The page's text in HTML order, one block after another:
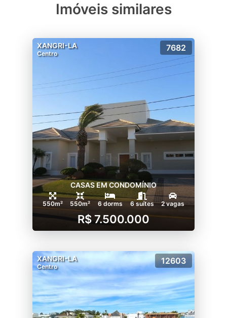
clube infantil independente, lago central com
Imóveis similares
XANGRI-LA
Centro
7682
CASAS EM CONDOMÍNIO
550m² 550m² 6 dorms 6 suítes 2 vagas
R$ 7.500.000
XANGRI-LA
Centro
12603